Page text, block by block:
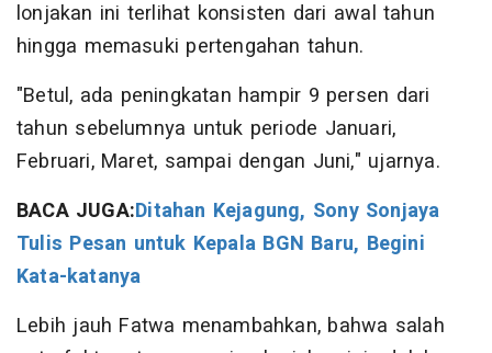
lonjakan ini terlihat konsisten dari awal tahun
hingga memasuki pertengahan tahun.
"Betul, ada peningkatan hampir 9 persen dari
tahun sebelumnya untuk periode Januari,
Februari, Maret, sampai dengan Juni," ujarnya.
BACA JUGA:Ditahan Kejagung, Sony Sonjaya
Tulis Pesan untuk Kepala BGN Baru, Begini
Kata-katanya
Lebih jauh Fatwa menambahkan, bahwa salah